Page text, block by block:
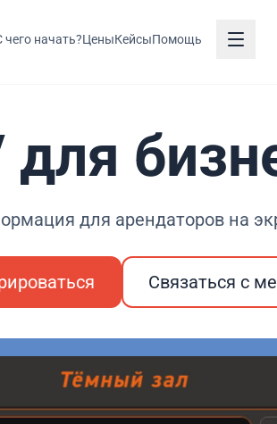
чего начать?ЦеныКейсыПомощь
для
для арендаторов на
Связаться с